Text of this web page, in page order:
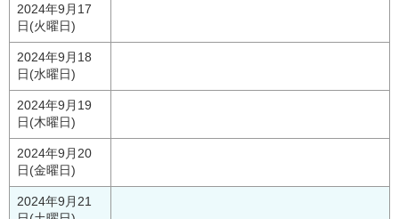
2024年9月17
日(火曜日)
2024年9月18
日(水曜日)
2024年9月19
日(木曜日)
2024年9月20
日(金曜日)
2024年9月21